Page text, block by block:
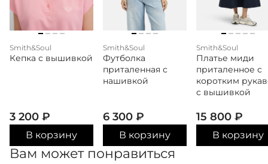
Smith&Soul
Кепка с вышивкой
3 200 ₽
В корзину
Smith&Soul
Футболка
приталенная с
нашивкой
6 300 ₽
В корзину
Smith&Soul
Платье миди
приталенное с
коротким
с вышивкой
15 800 ₽
В корзину
Вам может понравиться